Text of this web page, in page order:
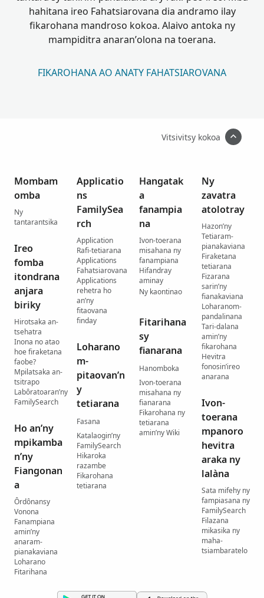
hahitana ireo Fahatsiarovana dia andramo ilay
fikarohana mandroso kokoa. Alaivo antoka ny
mampiditra anaran’olona na toerana.
FIKAROHANA AO ANATY FAHATSIAROVANA
Vitsivitsy kokoa
Mombam
omba
Ny
tantarantsika
Ireo
fomba
itondrana
anjara
biriky
Hirotsaka an-
tsehatra
Inona no atao
hoe firaketana
faobe?
Mpilatsaka an-
tsitrapo
Labôratoaran’ny
FamilySearch
Ho an’ny
mpikamba
n’ny
Fiangonan
a
Ôrdônansy
Vonona
Fanampiana
amin’ny
anaram-
pianakaviana
Loharano
Fitarihana
Applicatio
ns
FamilySea
rch
Application
Rafi-tetiarana
Applications
Fahatsiarovana
Applications
rehetra ho
an’ny
fitaovana
finday
Loharano
m-
pitaovan’n
y
tetiarana
Fasana
Katalaogin’ny
FamilySearch
Hikaroka
razambe
Fikarohana
tetiarana
Hangatak
a
fanampia
na
Ivon-toerana
misahana ny
fanampiana
Hifandray
aminay
Ny kaontinao
Fitarihana
sy
fianarana
Hanomboka
Ivon-toerana
misahana ny
fianarana
Fikarohana ny
tetiarana
amin’ny Wiki
Ny
zavatra
atolotray
Hazon’ny
Tetiaram-
pianakaviana
Firaketana
tetiarana
Fizarana
sarin’ny
fianakaviana
Loharanom-
pandalinana
Tari-dalana
amin’ny
fikarohana
Hevitra
fonosin’ireo
anarana
Ivon-
toerana
mpanoro
hevitra
araka ny
lalàna
Sata mifehy ny
fampiasana ny
FamilySearch
Filazana
mikasika ny
maha-
tsiambaratelo